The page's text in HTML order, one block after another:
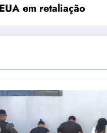
em retaliação